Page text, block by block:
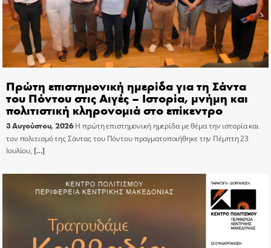
Πρώτη επιστημονική ημερίδα για τη Σάντα
του Πόντου στις Αιγές – Ιστορία, μνήμη και
πολιτιστική κληρονομιά στο επίκεντρο
3 Αυγούστου, 2026 Η πρώτη επιστημονική ημερίδα με θέμα την ιστορία και
τον πολιτισμό της Σάντας του Πόντου πραγματοποιήθηκε την Πέμπτη 23
Ιουλίου, […]